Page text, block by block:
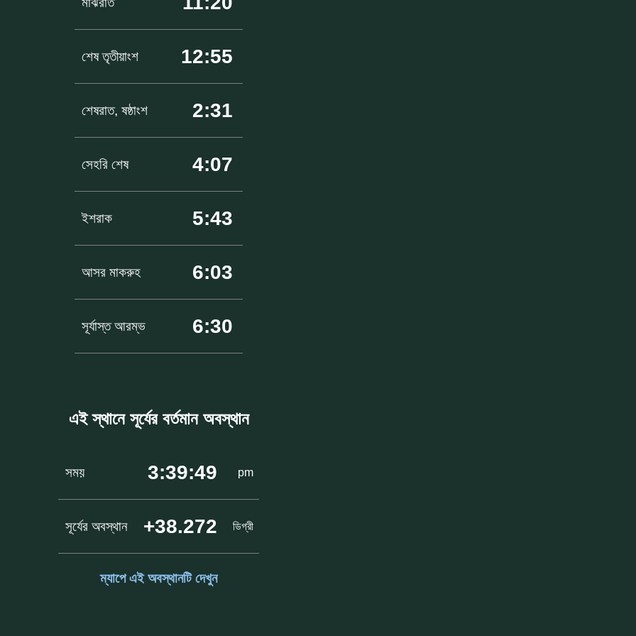
শেষ তৃতীয়াংশ 12:55
শেষরাত, ষষ্ঠাংশ 2:31
সেহরি শেষ 4:07
ইশরাক 5:43
আসর মাকরুহ 6:03
সূর্যাস্ত আরম্ভ 6:30
এই স্থানে সূর্যের বর্তমান অবস্থান
সময় 3:39:49 pm
সূর্যের অবস্থান +38.272 ডিগ্রী
ম্যাপে এই অবস্থানটি দেখুন